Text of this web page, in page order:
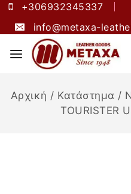
+306932345337
info@metaxa-
Αρχική / Κατάστημα /
TOURISTER